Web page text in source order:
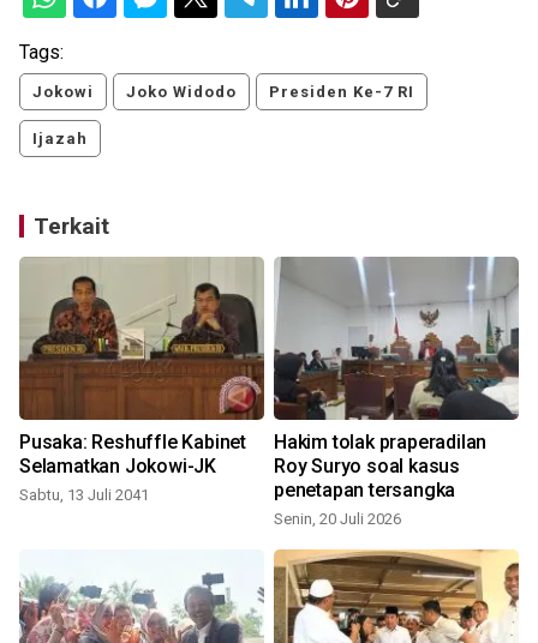
Tags:
Jokowi Joko Widodo Presiden Ke-7 RI
Ijazah
Terkait
Pusaka: Reshuffle Kabinet
Selamatkan Jokowi-JK
Sabtu, 13 Juli 2041
Hakim tolak praperadilan
Roy Suryo soal kasus
penetapan tersangka
Senin, 20 Juli 2026